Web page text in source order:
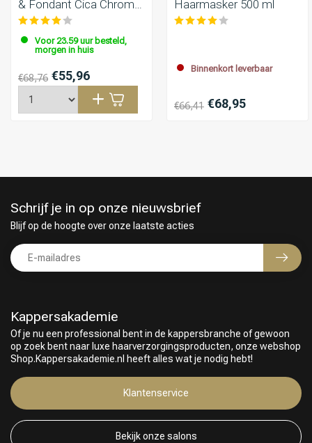
Keuze van onze Kappers
& Fondant Cica Chroma
200 ml
Voor 23.59 uur besteld,
morgen in huis
€68,76 €55,96
Haarmasker 500 ml
Binnenkort leverbaar
€66,41 €68,95
Kappersakademie
Of je nu een professional bent in de kappersbranche of gewoon
op zoek bent naar luxe haarverzorgingsproducten, onze webshop
Shop.Kappersakademie.nl heeft alles wat je nodig hebt!
Klantenservice
Bekijk onze salons
Schrijf je in op onze nieuwsbrief
Blijf op de hoogte over onze laatste acties